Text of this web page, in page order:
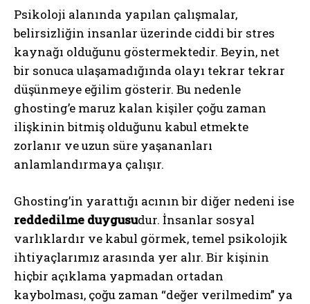
Psikoloji alanında yapılan çalışmalar,
belirsizliğin insanlar üzerinde ciddi bir stres
kaynağı olduğunu göstermektedir. Beyin, net
bir sonuca ulaşamadığında olayı tekrar tekrar
düşünmeye eğilim gösterir. Bu nedenle
ghosting’e maruz kalan kişiler çoğu zaman
ilişkinin bitmiş olduğunu kabul etmekte
zorlanır ve uzun süre yaşananları
anlamlandırmaya çalışır.
Ghosting’in yarattığı acının bir diğer nedeni ise
reddedilme duygusudur. İnsanlar sosyal
varlıklardır ve kabul görmek, temel psikolojik
ihtiyaçlarımız arasında yer alır. Bir kişinin
hiçbir açıklama yapmadan ortadan
kaybolması, çoğu zaman “değer verilmedim” ya